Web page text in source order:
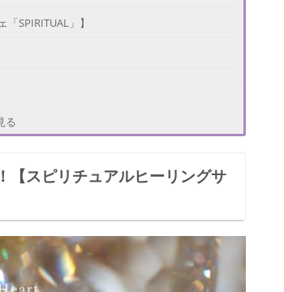
SPIRITUAL」】
る
【スピリチュアルヒーリングサ